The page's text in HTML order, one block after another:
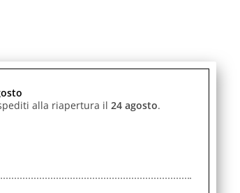
alla riapertura il 24 agosto.